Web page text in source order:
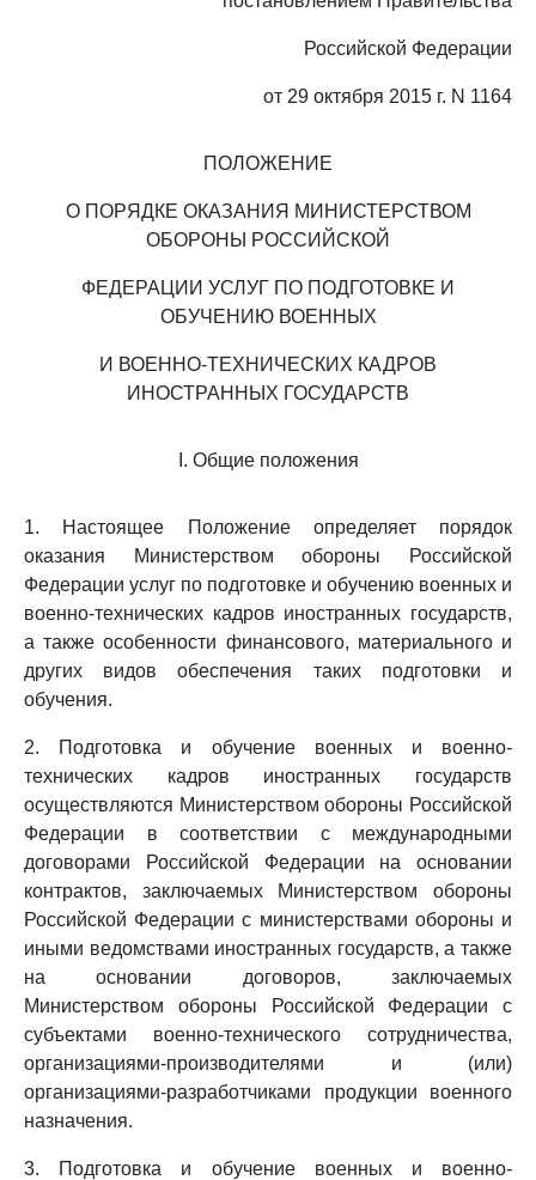
Российской Федерации
от 29 октября 2015 г. N 1164
ПОЛОЖЕНИЕ
О ПОРЯДКЕ ОКАЗАНИЯ МИНИСТЕРСТВОМ
ОБОРОНЫ РОССИЙСКОЙ
ФЕДЕРАЦИИ УСЛУГ ПО ПОДГОТОВКЕ И
ОБУЧЕНИЮ ВОЕННЫХ
И ВОЕННО-ТЕХНИЧЕСКИХ КАДРОВ
ИНОСТРАННЫХ ГОСУДАРСТВ
I. Общие положения
1. Настоящее Положение определяет порядок
оказания Министерством обороны Российской
Федерации услуг по подготовке и обучению военных и
военно-технических кадров иностранных государств,
а также особенности финансового, материального и
других видов обеспечения таких подготовки и
обучения.
2. Подготовка и обучение военных и военно-
технических кадров иностранных государств
осуществляются Министерством обороны Российской
Федерации в соответствии с международными
договорами Российской Федерации на основании
контрактов, заключаемых Министерством обороны
Российской Федерации с министерствами обороны и
иными ведомствами иностранных государств, а также
на основании договоров, заключаемых
Министерством обороны Российской Федерации с
субъектами военно-технического сотрудничества,
организациями-производителями и (или)
организациями-разработчиками продукции военного
назначения.
3. Подготовка и обучение военных и военно-